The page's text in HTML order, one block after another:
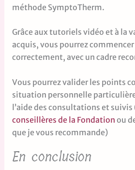
méthode SymptoTherm.
Grâce aux tutoriels vidéo et à la
acquis, vous pourrez
correctement, avec un cadre
Vous pourrez valider les points
situation personnelle
l’aide des consultations et suivis
conseillères de la Fondation ou
que je vous recommande)
En conclusion